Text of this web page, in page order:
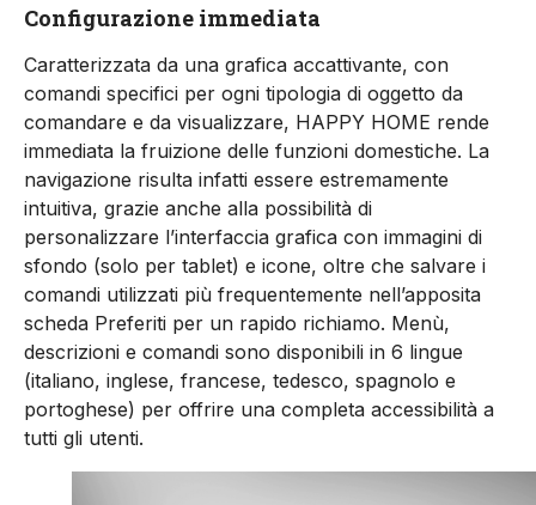
Configurazione immediata
Caratterizzata da una grafica accattivante, con
comandi specifici per ogni tipologia di oggetto da
comandare e da visualizzare, HAPPY HOME rende
immediata la fruizione delle funzioni domestiche. La
navigazione risulta infatti essere estremamente
intuitiva, grazie anche alla possibilità di
personalizzare l’interfaccia grafica con immagini di
sfondo (solo per tablet) e icone, oltre che salvare i
comandi utilizzati più frequentemente nell’apposita
scheda Preferiti per un rapido richiamo. Menù,
descrizioni e comandi sono disponibili in 6 lingue
(italiano, inglese, francese, tedesco, spagnolo e
portoghese) per offrire una completa accessibilità a
tutti gli utenti.